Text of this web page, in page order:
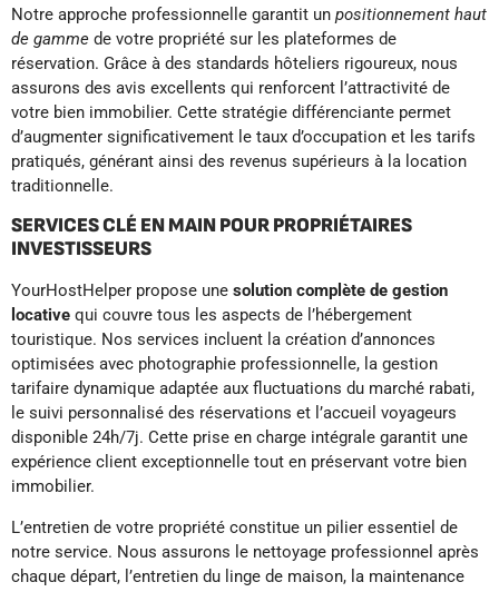
Notre approche professionnelle garantit un positionnement haut
de gamme de votre propriété sur les plateformes de
réservation. Grâce à des standards hôteliers rigoureux, nous
assurons des avis excellents qui renforcent l’attractivité de
votre bien immobilier. Cette stratégie différenciante permet
d’augmenter significativement le taux d’occupation et les tarifs
pratiqués, générant ainsi des revenus supérieurs à la location
traditionnelle.
SERVICES CLÉ EN MAIN POUR PROPRIÉTAIRES
INVESTISSEURS
YourHostHelper propose une solution complète de gestion
locative qui couvre tous les aspects de l’hébergement
touristique. Nos services incluent la création d’annonces
optimisées avec photographie professionnelle, la gestion
tarifaire dynamique adaptée aux fluctuations du marché rabati,
le suivi personnalisé des réservations et l’accueil voyageurs
disponible 24h/7j. Cette prise en charge intégrale garantit une
expérience client exceptionnelle tout en préservant votre bien
immobilier.
L’entretien de votre propriété constitue un pilier essentiel de
notre service. Nous assurons le nettoyage professionnel après
chaque départ, l’entretien du linge de maison, la maintenance